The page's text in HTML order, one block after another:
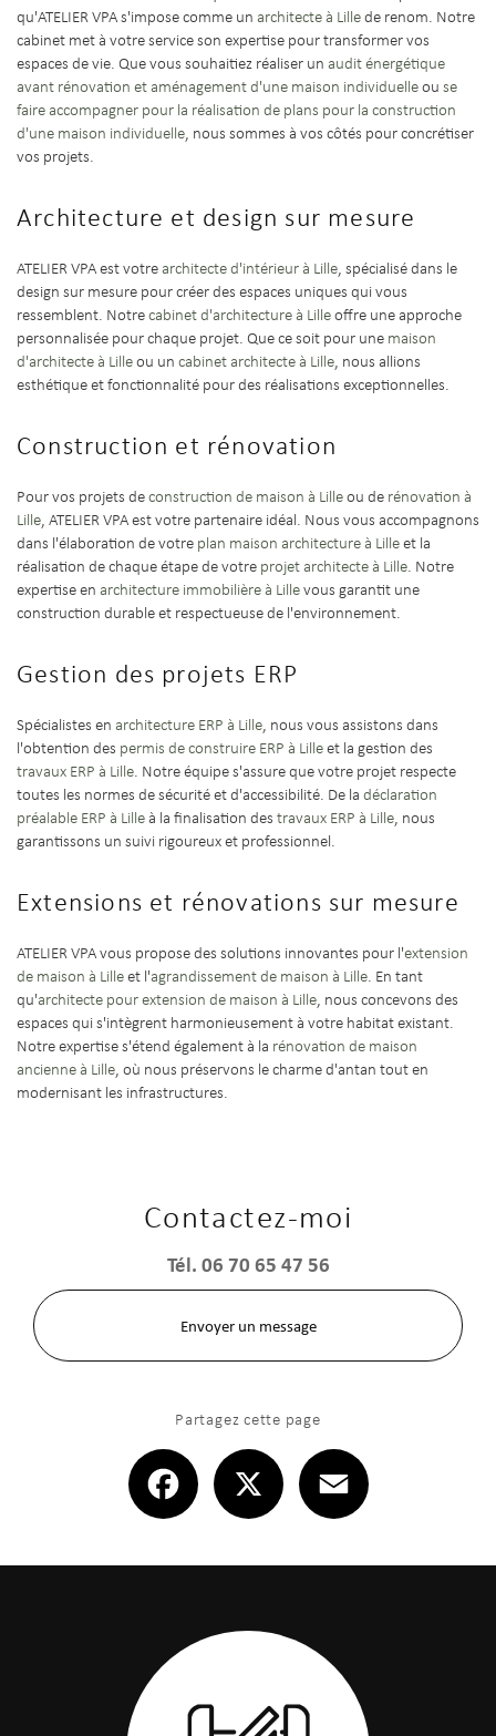
qu'ATELIER VPA s'impose comme un architecte à Lillede renom. Notre
cabinet met à votre service son expertise pour transformer vos
espaces de vie. Que vous souhaitiez réaliser un audit énergétique
avant rénovation et aménagement d'une maison individuelleou se
faire accompagner pour la réalisation de plans pour la construction
d'une maison individuelle, nous sommes à vos côtés pour concrétiser
vos projets.
Architecture et design sur mesure
ATELIER VPA est votrearchitecte d'intérieur à Lille, spécialisé dans le
design sur mesure pour créer des espaces uniques qui vous
ressemblent. Notrecabinet d'architecture à Lilleoffre une approche
personnalisée pour chaque projet. Que ce soit pour une maison
d'architecte à Lilleou un cabinet architecte à Lille, nous allions
esthétique et fonctionnalité pour des réalisations exceptionnelles.
Construction et rénovation
Pour vos projets deconstruction de maison à Lilleou de rénovation à
Lille, ATELIER VPA est votre partenaire idéal. Nous vous accompagnons
dans l'élaboration de votre plan maison architecture à Lilleet la
réalisation de chaque étape de votre projet architecte à Lille. Notre
expertise en architecture immobilière à Lillevous garantit une
construction durable et respectueuse de l'environnement.
Gestion des projets ERP
Spécialistes en architecture ERP à Lille, nous vous assistons dans
l'obtention des permis de construire ERP à Lilleet la gestion des
travaux ERP à Lille. Notre équipe s'assure que votre projet respecte
toutes les normes de sécurité et d'accessibilité. De la déclaration
préalable ERP à Lilleà la finalisation des travaux ERP à Lille, nous
garantissons un suivi rigoureux et professionnel.
Extensions et rénovations sur mesure
ATELIER VPA vous propose des solutions innovantes pour l'extension
de maison à Lilleet l'agrandissement de maison à Lille. En tant
qu'architecte pour extension de maison à Lille, nous concevons des
espaces qui s'intègrent harmonieusement à votre habitat existant.
Notre expertise s'étend également à la rénovation de maison
ancienne à Lille, où nous préservons le charme d'antan tout en
modernisant les infrastructures.
Contactez-moi
Tél.06 70 65 47 56
Envoyer un message
Partagez cette page
Facebook